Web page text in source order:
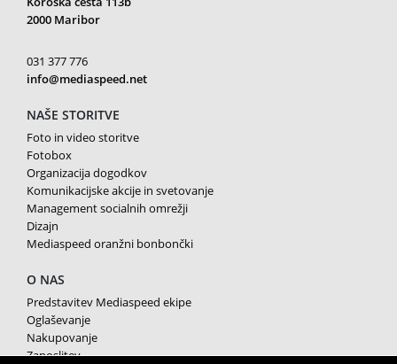
2000 Maribor
031 377 776
info@mediaspeed.net
NAŠE STORITVE
Foto in video storitve
Fotobox
Organizacija dogodkov
Komunikacijske akcije in svetovanje
Management socialnih omrežji
Dizajn
Mediaspeed oranžni bonbončki
O NAS
Predstavitev Mediaspeed ekipe
Oglaševanje
Nakupovanje
Zaposlitev